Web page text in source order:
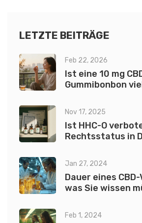
LETZTE BEITRÄGE
Feb 22, 2026
Ist eine 10 mg
Gummibonbon
Nov 17, 2025
Ist HHC-O
Rechtsstatus in
Jan 27, 2024
Dauer eines
was Sie wissen
Feb 1, 2024